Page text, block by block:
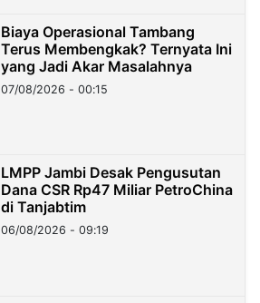
Biaya Operasional Tambang
Terus Membengkak? Ternyata Ini
yang Jadi Akar Masalahnya
07/08/2026 - 00:15
LMPP Jambi Desak Pengusutan
Dana CSR Rp47 Miliar PetroChina
di Tanjabtim
06/08/2026 - 09:19